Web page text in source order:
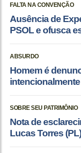
FALTA NA CONVENÇÃO
Ausência de
PSOL e ofusca
ABSURDO
Homem é
SOBRE SEU PATRIMÔNIO
Nota de
Lucas Torres (PL)